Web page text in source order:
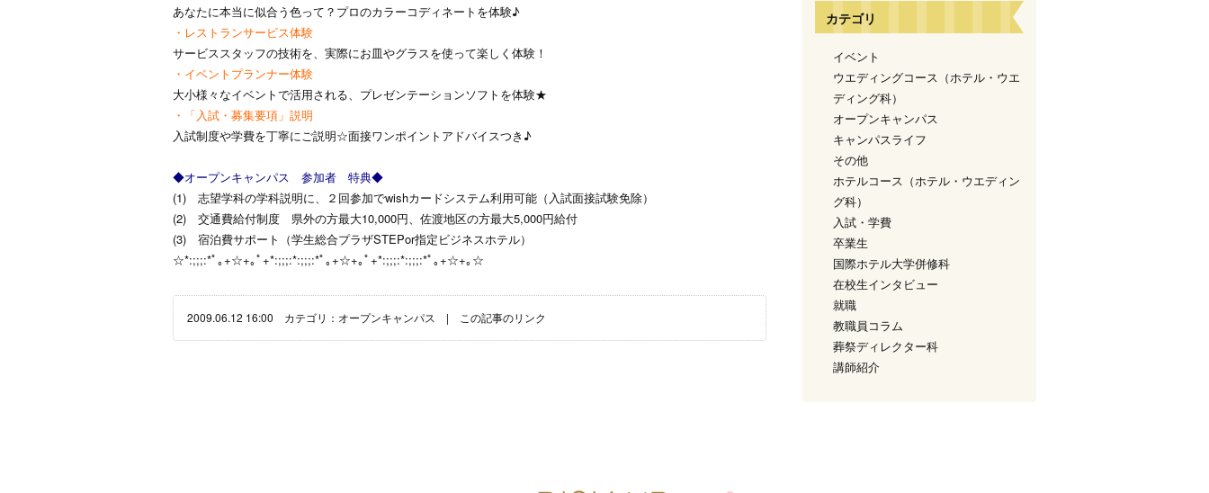
あなたに本当に似合う色って？プロのカラーコディネートを体験♪
・レストランサービス体験
サービススタッフの技術を、実際にお皿やグラスを使って楽しく体験！
・イベントプランナー体験
大小様々なイベントで活用される、プレゼンテーションソフトを体験★
・「入試・募集要項」説明
入試制度や学費を丁寧にご説明☆面接ワンポイントアドバイスつき♪
◆オープンキャンパス 参加者 特典◆
(1) 志望学科の学科説明に、２回参加でwishカードシステム利用可能（入試面接試験免除）
(2) 交通費給付制度 県外の方最大10,000円、佐渡地区の方最大5,000円給付
(3) 宿泊費サポート（学生総合プラザSTEPor指定ビジネスホテル）
☆*:;;;:*ﾟ｡+☆+｡ﾟ+*:;;;:*:;;;:*ﾟ｡+☆+｡ﾟ+*:;;;:*:;;;:*ﾟ｡+☆+｡☆
2009.06.12 16:00 カテゴリ： オープンキャンパス | この記事のリンク
カテゴリ
イベント
ウエディングコース（ホテル・ウエ
ディング科）
オープンキャンパス
キャンパスライフ
その他
ホテルコース（ホテル・ウエディン
グ科）
入試・学費
卒業生
国際ホテル大学併修科
在校生インタビュー
就職
教職員コラム
葬祭ディレクター科
講師紹介